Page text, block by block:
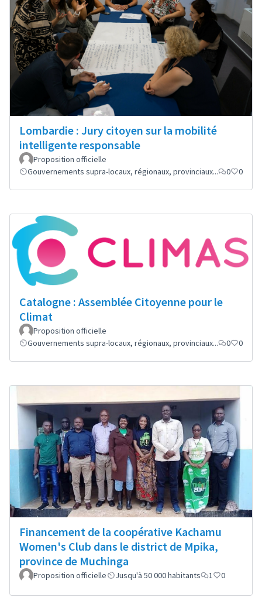
Lombardie : Jury citoyen sur la mobilité
intelligente responsable
Proposition officielle
Gouvernements supra-locaux, régionaux, provinciaux...
0 0
Catalogne : Assemblée Citoyenne pour le
Climat
Proposition officielle
Gouvernements supra-locaux, régionaux, provinciaux...
0 0
Financement de la coopérative Kachamu
Women's Club dans le district de Mpika,
province de Muchinga
Proposition officielle Jusqu'à 50 000 habitants 1 0